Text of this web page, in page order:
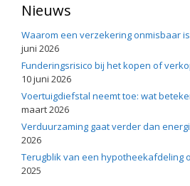
Nieuws
Waarom een verzekering onmisbaar
juni 2026
Funderingsrisico bij het kopen of
10 juni 2026
Voertuigdiefstal neemt toe: wat
maart 2026
Verduurzaming gaat verder dan
2026
Terugblik van een hypotheekafdeling
2025